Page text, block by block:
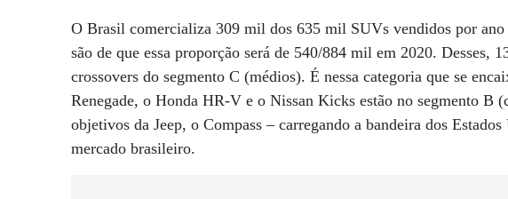
O Brasil comercializa 309 mil dos 635 mil SUVs vendidos por
são de que essa proporção será de 540/884 mil em 2020. Desses,
crossovers do segmento C (médios). É nessa categoria que se
Renegade, o Honda HR-V e o Nissan Kicks estão no segmento B
objetivos da Jeep, o Compass – carregando a bandeira dos
mercado brasileiro.